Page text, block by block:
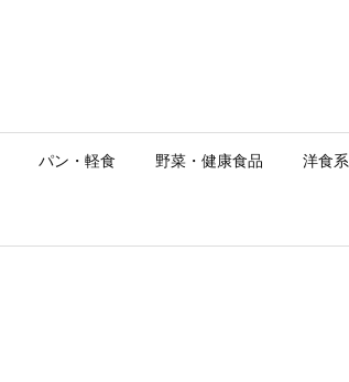
パン・軽食 野菜・健康食品 洋食系